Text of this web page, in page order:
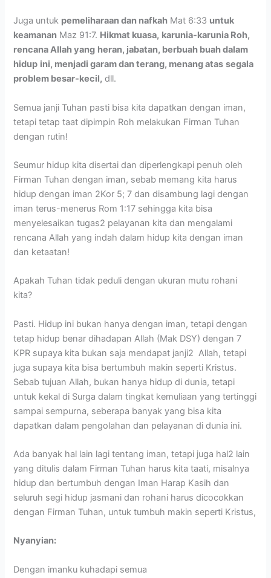
Juga untuk pemeliharaan dan nafkah Mat 6:33 untuk
keamanan Maz 91:7. Hikmat kuasa, karunia-karunia Roh,
rencana Allah yang heran, jabatan, berbuah buah dalam
hidup ini, menjadi garam dan terang, menang atas segala
problem besar-kecil, dll.
Semua janji Tuhan pasti bisa kita dapatkan dengan iman,
tetapi tetap taat dipimpin Roh melakukan Firman Tuhan
dengan rutin!
Seumur hidup kita disertai dan diperlengkapi penuh oleh
Firman Tuhan dengan iman, sebab memang kita harus
hidup dengan iman 2Kor 5; 7 dan disambung lagi dengan
iman terus-menerus Rom 1:17 sehingga kita bisa
menyelesaikan tugas2 pelayanan kita dan mengalami
rencana Allah yang indah dalam hidup kita dengan iman
dan ketaatan!
Apakah Tuhan tidak peduli dengan ukuran mutu rohani
kita?
Pasti. Hidup ini bukan hanya dengan iman, tetapi dengan
tetap hidup benar dihadapan Allah (Mak DSY) dengan 7
KPR supaya kita bukan saja mendapat janji2 Allah, tetapi
juga supaya kita bisa bertumbuh makin seperti Kristus.
Sebab tujuan Allah, bukan hanya hidup di dunia, tetapi
untuk kekal di Surga dalam tingkat kemuliaan yang tertinggi
sampai sempurna, seberapa banyak yang bisa kita
dapatkan dalam pengolahan dan pelayanan di dunia ini.
Ada banyak hal lain lagi tentang iman, tetapi juga hal2 lain
yang ditulis dalam Firman Tuhan harus kita taati, misalnya
hidup dan bertumbuh dengan Iman Harap Kasih dan
seluruh segi hidup jasmani dan rohani harus dicocokkan
dengan Firman Tuhan, untuk tumbuh makin seperti Kristus,
Nyanyian:
Dengan imanku kuhadapi semua